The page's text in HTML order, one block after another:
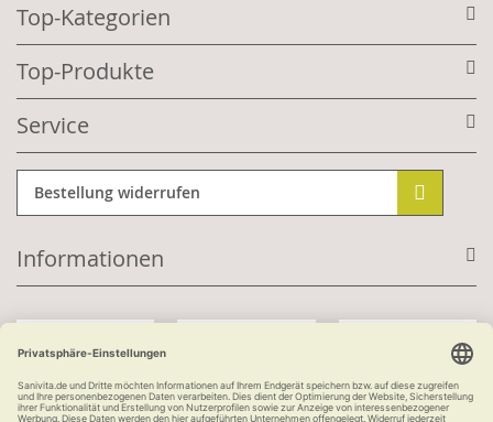
Top-Kategorien
Top-Produkte
Service
Bestellung widerrufen
Informationen